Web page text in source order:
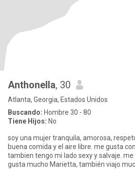
Anthonella, 30
Atlanta, Georgia, Estados Unidos
Buscando: Hombre 30 - 80
Tiene Hijos: No
soy una mujer tranquila, amorosa,
buena comida y el aire libre. me gusta
tambien tengo mi lado sexy y salvaje.
gusta mucho Marietta, también viajo